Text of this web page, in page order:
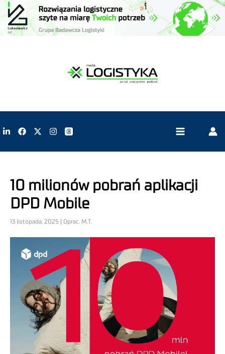
10 milionów pobrań aplikacji
DPD Mobile
13 listopada, 2025 | Oprac. M.T.